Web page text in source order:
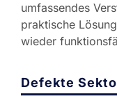
umfassendes
praktische
wieder
Defekte